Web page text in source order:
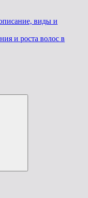
виды и
и роста волос в